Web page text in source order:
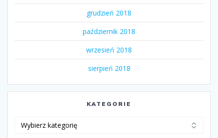
grudzień 2018
październik 2018
wrzesień 2018
sierpień 2018
KATEGORIE